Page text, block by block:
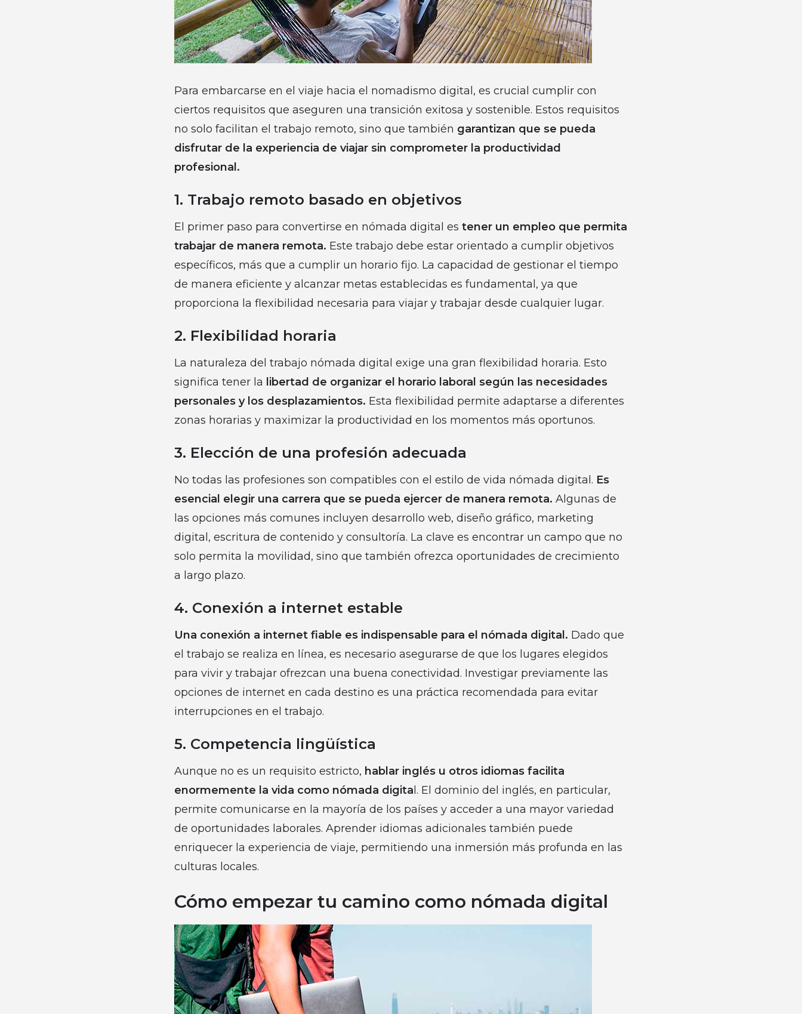
Para embarcarse en el viaje hacia el nomadismo digital, es crucial cumplir con
ciertos requisitos que aseguren una transición exitosa y sostenible. Estos requisitos
no solo facilitan el trabajo remoto, sino que también garantizan que se pueda
disfrutar de la experiencia de viajar sin comprometer la productividad
profesional.
1. Trabajo remoto basado en objetivos
El primer paso para convertirse en nómada digital es tener un empleo que permita
trabajar de manera remota. Este trabajo debe estar orientado a cumplir objetivos
específicos, más que a cumplir un horario fijo. La capacidad de gestionar el tiempo
de manera eficiente y alcanzar metas establecidas es fundamental, ya que
proporciona la flexibilidad necesaria para viajar y trabajar desde cualquier lugar.
2. Flexibilidad horaria
La naturaleza del trabajo nómada digital exige una gran flexibilidad horaria. Esto
significa tener la libertad de organizar el horario laboral según las necesidades
personales y los desplazamientos. Esta flexibilidad permite adaptarse a diferentes
zonas horarias y maximizar la productividad en los momentos más oportunos.
3. Elección de una profesión adecuada
No todas las profesiones son compatibles con el estilo de vida nómada digital. Es
esencial elegir una carrera que se pueda ejercer de manera remota. Algunas de
las opciones más comunes incluyen desarrollo web, diseño gráfico, marketing
digital, escritura de contenido y consultoría. La clave es encontrar un campo que no
solo permita la movilidad, sino que también ofrezca oportunidades de crecimiento
a largo plazo.
4. Conexión a internet estable
Una conexión a internet fiable es indispensable para el nómada digital. Dado que
el trabajo se realiza en línea, es necesario asegurarse de que los lugares elegidos
para vivir y trabajar ofrezcan una buena conectividad. Investigar previamente las
opciones de internet en cada destino es una práctica recomendada para evitar
interrupciones en el trabajo.
5. Competencia lingüística
Aunque no es un requisito estricto, hablar inglés u otros idiomas facilita
enormemente la vida como nómada digita l. El dominio del inglés, en particular,
permite comunicarse en la mayoría de los países y acceder a una mayor variedad
de oportunidades laborales. Aprender idiomas adicionales también puede
enriquecer la experiencia de viaje, permitiendo una inmersión más profunda en las
culturas locales.
Cómo empezar tu camino como nómada digital